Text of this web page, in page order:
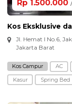
Rp 1.500.000
Kos Eksklusive
Jl. Hemat I No.6,
Jakarta Barat
Kos Campur AC
Kasur
Spring Bed